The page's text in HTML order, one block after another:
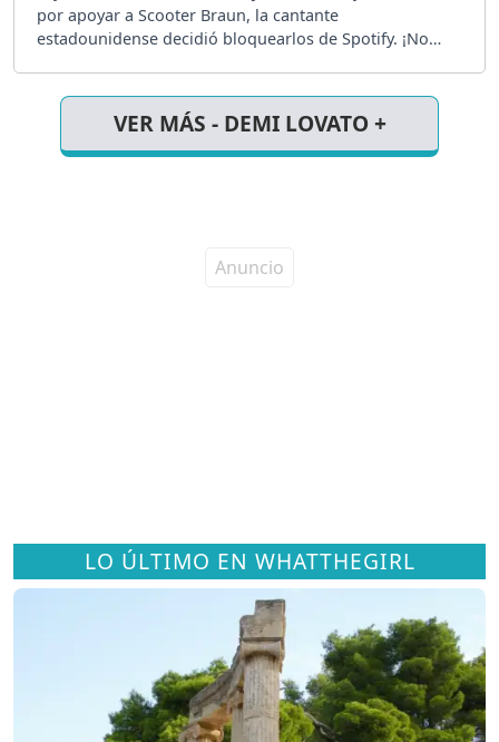
por apoyar a Scooter Braun, la cantante
estadounidense decidió bloquearlos de Spotify. ¡No
VER MÁS - DEMI LOVATO +
LO ÚLTIMO EN WHATTHEGIRL